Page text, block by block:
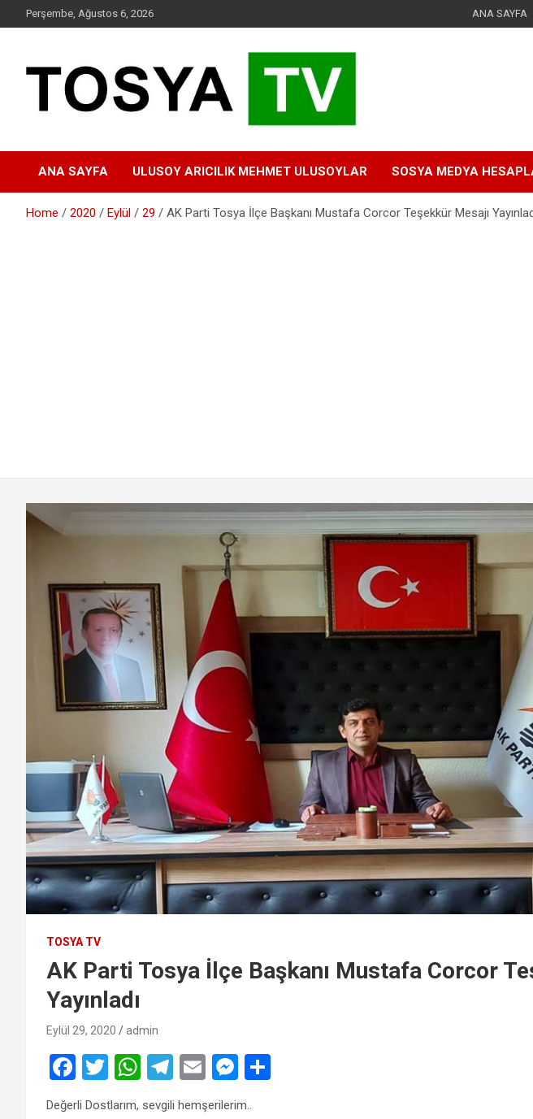
to
Perşembe, Ağustos 6, 2026 ANA SAYFA
ANA SAYFA ULUSOY ARICILIK MEHMET ULUSOYLAR SOSYA MEDYA
Home 2020 Eylül 29 AK Parti Tosya İlçe Başkanı Mustafa Corcor Teşekkür Mesajı
TOSYA TV
AK Parti Tosya İlçe Başkanı Mustafa Corcor
Yayınladı
Eylül 29, 2020 admin
F
a
T
wi
W T
el
E
m
M
Değerli Dostlarım, sevgili hemşerilerim..